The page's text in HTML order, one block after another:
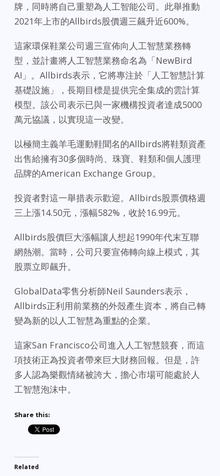
牌，同時將自己重塑為人工智能公司。此舉推動
2021年上市的Allbirds股價週三飆升近600%。
這家環保鞋業公司週三宣佈向人工智慧業務轉
型，並計畫將人工智慧業務命名為「NewBird
AI」。Allbirds表示，它將專注於「人工智慧計算
基礎設施」，長期目標是提供完全集成的雲計算
模型。該公司表示已與一家機構投資者達成5000
萬元協議，以實現這一改變。
以極簡主義羊毛運動鞋聞名的Allbirds將鞋類資產
出售給擁有30多個時尚、珠寶、鞋類和個人護理
品牌的American Exchange Group。
投資者對這一舉措表示歡迎。Allbirds股票價格週
三上漲14.50元，漲幅582%，收於16.99元。
Allbirds股價巨大漲幅讓人想起1990年代末互聯
網熱潮。當時，公司只要宣佈轉向線上模式，其
股票立即飆升。
GlobalData零售分析師Neil Saunders表示，
Allbirds正利用前業務的外殼產生資本，將自己轉
變為新的以人工智慧為重點的企業。
這家San Francisco公司進入人工智慧競賽，而這
項技術正為投資者帶來巨大財務回報。但是，許
多人認為樂觀情緒被誇大，擔心市場可能處於人
工智慧泡沫中。
Share this:
Related